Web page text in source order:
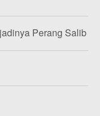
Perang Salib